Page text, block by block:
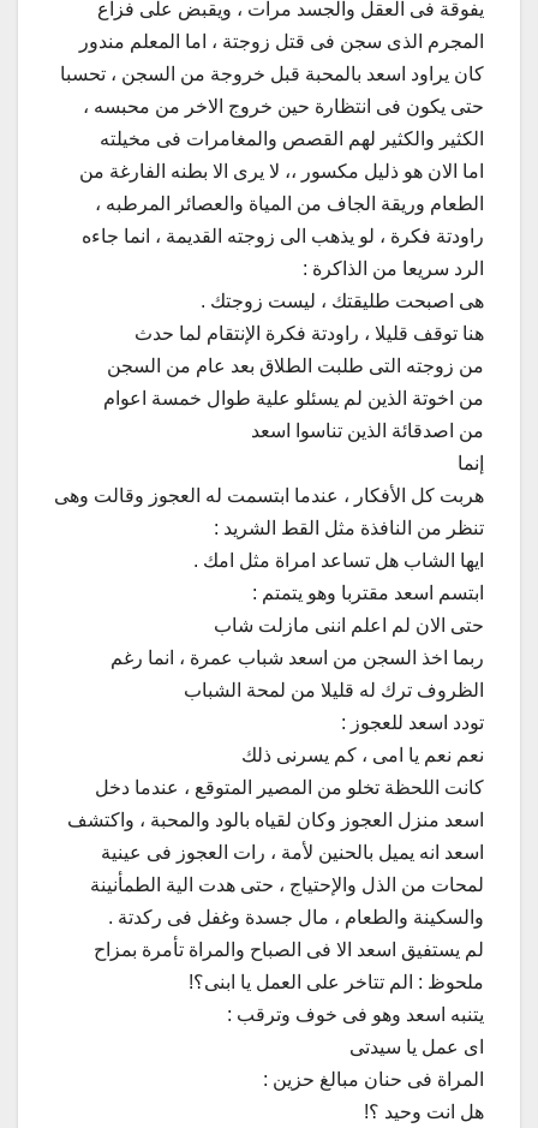
يفوقة فى العقل والجسد مرات ، ويقبض على فزاع
المجرم الذى سجن فى قتل زوجتة ، اما المعلم مندور
كان يراود اسعد بالمحبة قبل خروجة من السجن ، تحسبا
حتى يكون فى انتظارة حين خروج الاخر من محبسه ،
الكثير والكثير لهم القصص والمغامرات فى مخيلته
اما الان هو ذليل مكسور ،، لا يرى الا بطنه الفارغة من
الطعام وريقة الجاف من المياة والعصائر المرطبه ،
راودتة فكرة ، لو يذهب الى زوجته القديمة ، انما جاءه
الرد سريعا من الذاكرة :
هى اصبحت طليقتك ، ليست زوجتك .
هنا توقف قليلا ، راودتة فكرة الإنتقام لما حدث
من زوجته التى طلبت الطلاق بعد عام من السجن
من اخوتة الذين لم يسئلو علية طوال خمسة اعوام
من اصدقائة الذين تناسوا اسعد
إنما
هربت كل الأفكار ، عندما ابتسمت له العجوز وقالت وهى
تنظر من النافذة مثل القط الشريد :
ايها الشاب هل تساعد امراة مثل امك .
ابتسم اسعد مقتربا وهو يتمتم :
حتى الان لم اعلم اننى مازلت شاب
ربما اخذ السجن من اسعد شباب عمرة ، انما رغم
الظروف ترك له قليلا من لمحة الشباب
تودد اسعد للعجوز :
نعم نعم يا امى ، كم يسرنى ذلك
كانت اللحظة تخلو من المصير المتوقع ، عندما دخل
اسعد منزل العجوز وكان لقياه بالود والمحبة ، واكتشف
اسعد انه يميل بالحنين لأمة ، رات العجوز فى عينية
لمحات من الذل والإحتياج ، حتى هدت الية الطمأنينة
والسكينة والطعام ، مال جسدة وغفل فى ركدتة .
لم يستفيق اسعد الا فى الصباح والمراة تأمرة بمزاح
ملحوظ : الم تتاخر على العمل يا ابنى؟!
يتنبه اسعد وهو فى خوف وترقب :
اى عمل يا سيدتى
المراة فى حنان مبالغ حزين :
هل انت وحيد ؟!